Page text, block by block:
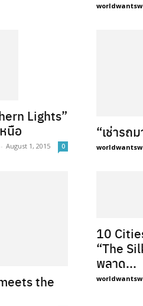
Lights”
นือ
- August 1, 2015 0
“เช่ารถ
the
10
“The
พลาด...